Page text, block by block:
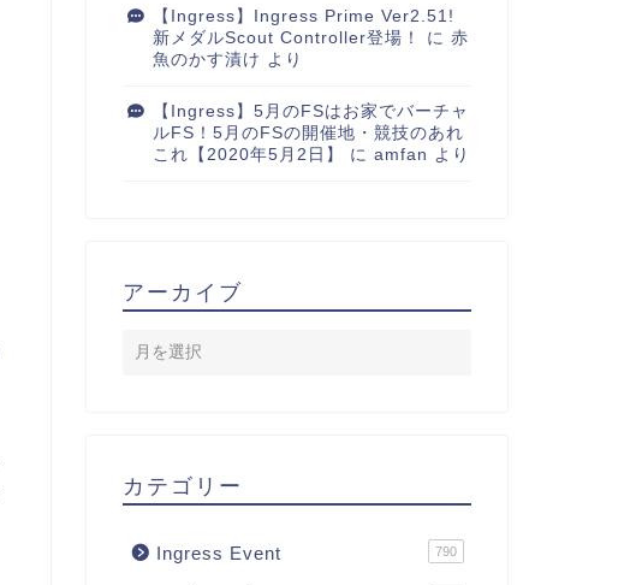
【Ingress】Ingress Prime Ver2.51!
新メダルScout Controller登場！
に 赤
魚のかす漬け より
【Ingress】5月のFSはお家でバーチャ
ルFS！5月のFSの開催地・競技のあれ
これ【2020年5月2日】
に amfan より
アーカイブ
カテゴリー
Ingress Event 790